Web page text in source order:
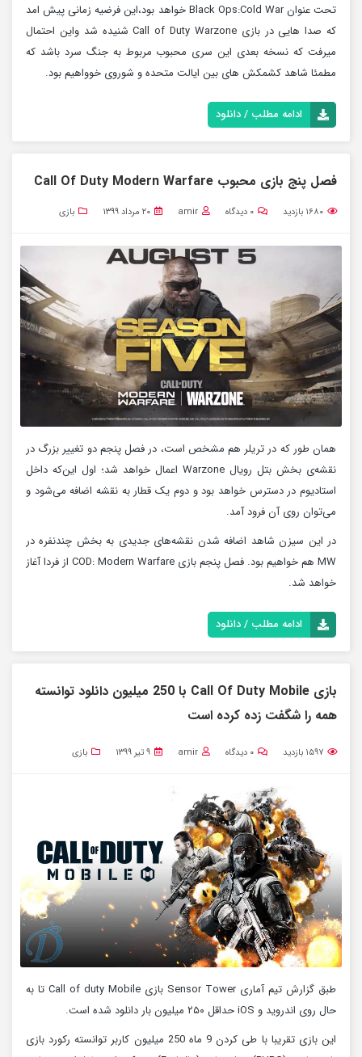
تحت عنوان Black Ops:Cold War خواهد بود،این فرضیه زمانی پیش امد
که صدا هایی در بازی Call of Duty Warzone شنیده شد واین احتمال
میرفت که نسخه بعدی این سری محبوب مربوط به جنگ سرد باشد که
مطمئا شاهد کشمکش های بین ایالت متحده و شوروی خوواهیم بود.
ادامه مطلب / دانلود
فصل پنج بازی محبوب Call Of Duty Modern Warfare
۱۶۸۰ بازدید ۰ دیدگاه amir ۲۰ مرداد ۱۳۹۹ بازی
همان طور که در تریلر هم مشخص است، در فصل پنجم دو تغییر بزرگ در
نقشه‌ی بخش بتل رویال Warzone اعمال خواهد شد؛ اول این‌که داخل
استادیوم در دسترس خواهد بود و دوم یک قطار به نقشه اضافه می‌شود و
می‌توان روی آن فرود آمد.
در این سیزن شاهد اضافه شدن نقشه‌های جدیدی به بخش چندنفره در
MW هم خواهیم بود. فصل پنجم بازی COD: Modern Warfare از فردا آغاز
خواهد شد.
ادامه مطلب / دانلود
بازی Call Of Duty Mobile با 250 میلیون دانلود توانسته
همه را شگفت زده کرده است
۱۵۹۷ بازدید ۰ دیدگاه amir ۹ تیر ۱۳۹۹ بازی
طبق گزارش تیم آماری Sensor Tower بازی Call of duty Mobile تا به
حال روی اندروید و iOS حداقل ۲۵۰ میلیون بار دانلود شده است.
این بازی تقریبا با طی کردن 9 ماه 250 میلیون کاربر توانسته رکورد بازی